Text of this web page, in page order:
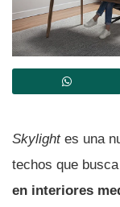
Skylightes una
techos que busca
en interiores